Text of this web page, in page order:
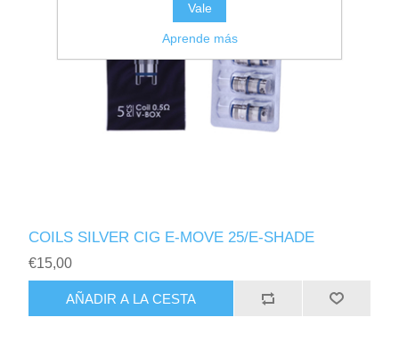
COILS SILVER CIG E-MOVE 25/E-SHADE
€15,00
Vale
Aprende más